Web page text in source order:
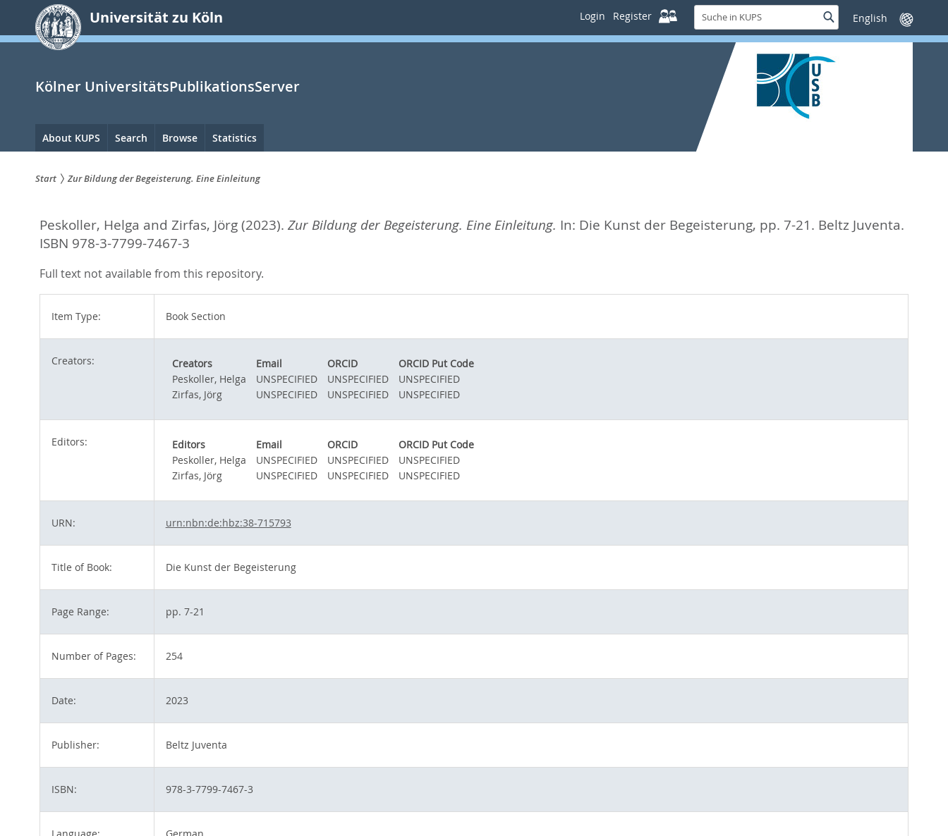
springen
Universität zu Köln Login Register
Suche
in
KUPS
SucheSprache
wechseln
Kölner UniversitätsPublikationsServer
Hauptnavigation
About KUPS Search Browse Statistics
sind
hier:
Start Zur Bildung der Begeisterung. Eine Einleitung
Peskoller, Helga and Zirfas, Jörg (2023). Zur Bildung der Begeisterung. Eine Einleitung. In: Die Kunst der Begeisterung, pp. 7-21. Beltz Juventa.
ISBN 978-3-7799-7467-3
Full text not available from this repository.
Item Type: Book Section
Creators: Creators Email ORCID
ORCID Put Code
Peskoller, Helga
UNSPECIFIED UNSPECIFIED
UNSPECIFIED
Zirfas, Jörg
UNSPECIFIED UNSPECIFIED UNSPECIFIED
Editors: Editors Email ORCID
ORCID Put Code
Peskoller, Helga
UNSPECIFIED UNSPECIFIED
UNSPECIFIED
Zirfas, Jörg
UNSPECIFIED UNSPECIFIED UNSPECIFIED
URN: urn:nbn:de:hbz:38-715793
Title of Book: Die Kunst der Begeisterung
Page Range: pp. 7-21
Number of Pages: 254
Date: 2023
Publisher: Beltz Juventa
ISBN: 978-3-7799-7467-3